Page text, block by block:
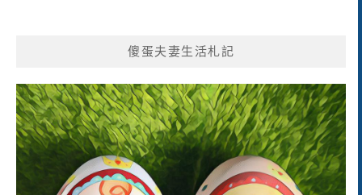
傻蛋夫妻生活札記